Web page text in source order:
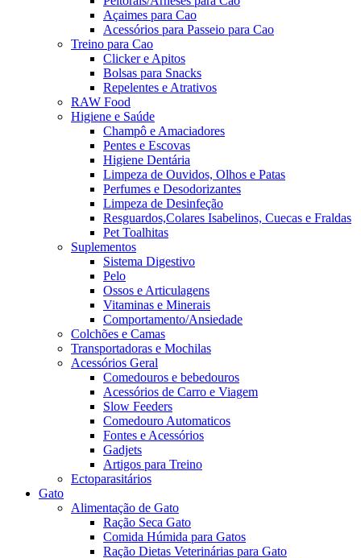
Açaimes para Cao
Acessórios para Passeio para Cao
Treino para Cao
Clicker e Apitos
Bolsas para Snacks
Repelentes e Atrativos
RAW Food
Higiene e Saúde
Champô e Amaciadores
Pentes e Escovas
Higiene Dentária
Limpeza de Ouvidos, Olhos e Patas
Perfumes e Desodorizantes
Limpeza de Desinfeção
Resguardos,Colares Isabelinos, Cuecas e Fraldas
Pet Toalhitas
Suplementos
Sistema Digestivo
Pelo
Ossos e Articulagens
Vitaminas e Minerais
Comportamento/Ansiedade
Colchões e Camas
Transportadoras e Mochilas
Acessórios Geral
Comedouros e bebedouros
Acessórios de Carro e Viagem
Slow Feeders
Comedouro Automaticos
Fontes e Acessórios
Gadjets
Artigos para Treino
Ectoparasitários
Gato
Alimentação de Gato
Ração Seca Gato
Comida Húmida para Gatos
Ração Dietas Veterinárias para Gato